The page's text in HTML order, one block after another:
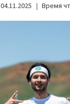
04.11.2025 Время